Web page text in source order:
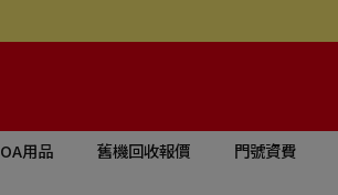
用品 舊機回收報價 門號資費